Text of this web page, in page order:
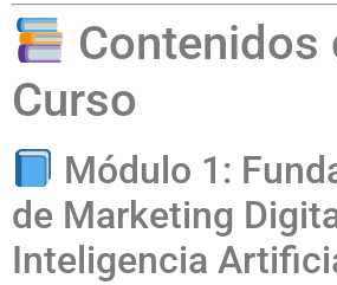
Contenidos
Curso
Módulo 1:
de Marketing
Inteligencia